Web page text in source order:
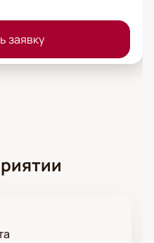
заявку